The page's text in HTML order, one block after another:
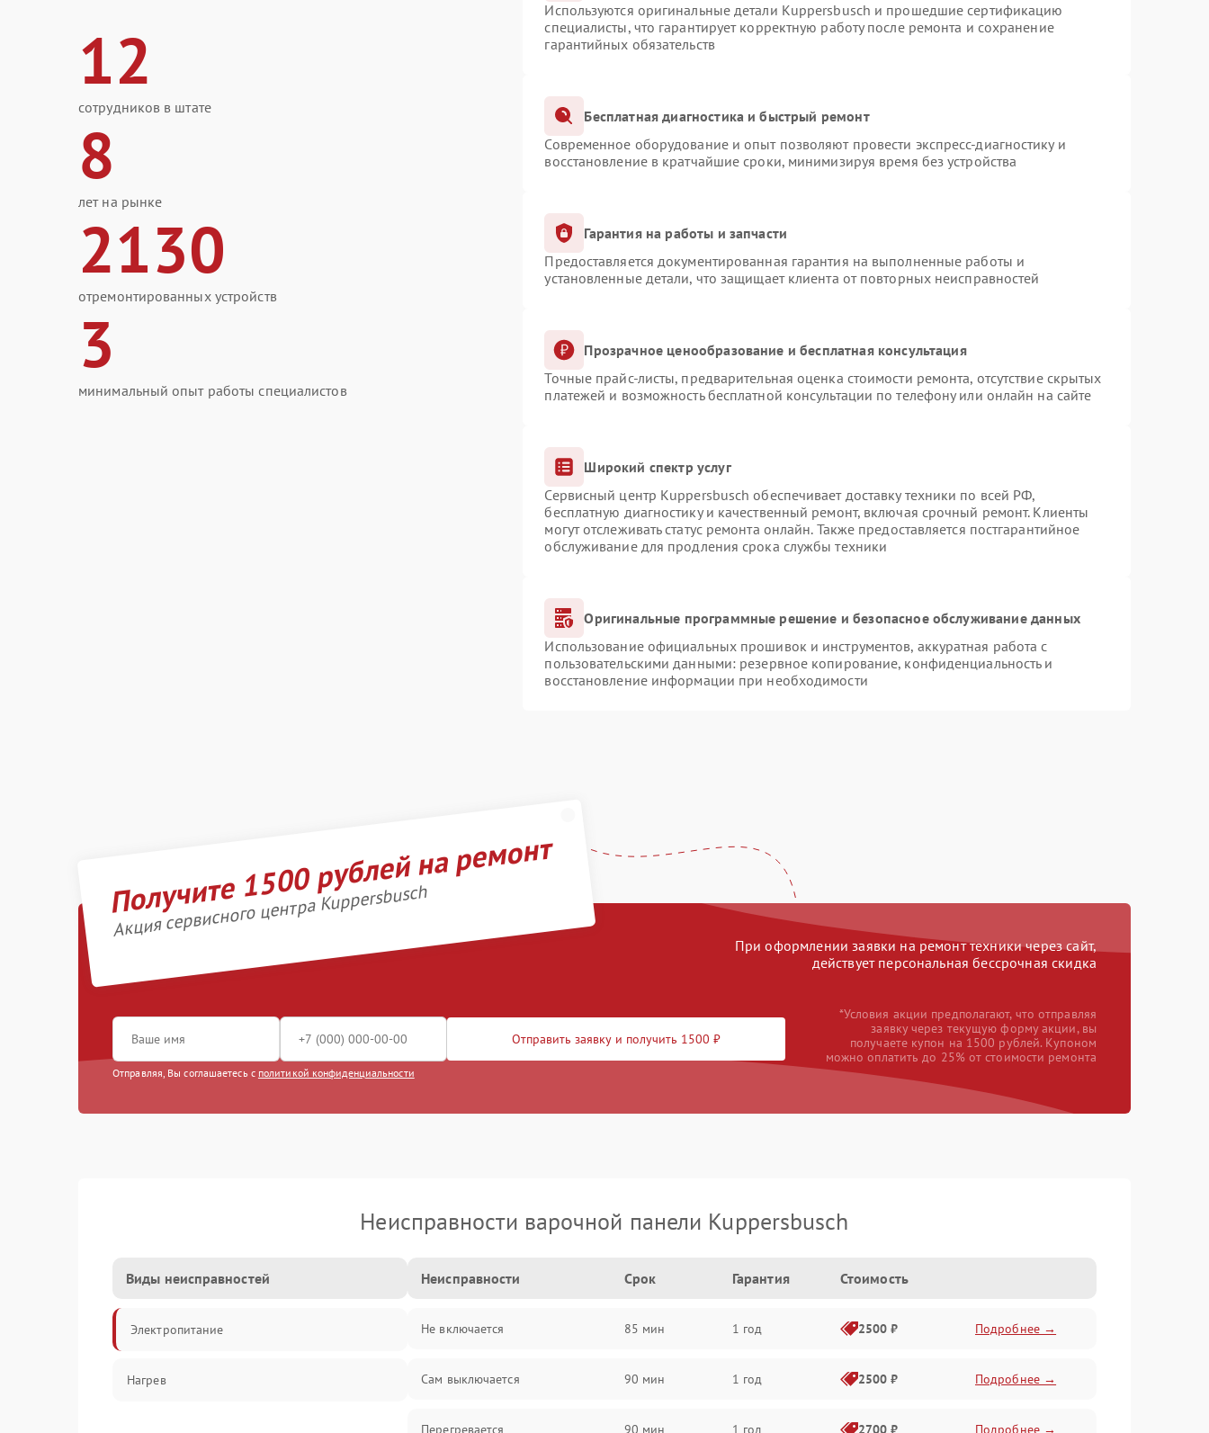
12
сотрудников в штате
8
лет на рынке
2130
отремонтированных устройств
3
минимальный опыт работы специалистов
Используются оригинальные детали Kuppersbusch и прошедшие сертификацию
специалисты, что гарантирует корректную работу после ремонта и сохранение
гарантийных обязательств
Бесплатная диагностика и быстрый ремонт
Современное оборудование и опыт позволяют провести экспресс-диагностику и
восстановление в кратчайшие сроки, минимизируя время без устройства
Гарантия на работы и запчасти
Предоставляется документированная гарантия на выполненные работы и
установленные детали, что защищает клиента от повторных неисправностей
Прозрачное ценообразование и бесплатная консультация
Точные прайс-листы, предварительная оценка стоимости ремонта, отсутствие скрытых
платежей и возможность бесплатной консультации по телефону или онлайн на сайте
Широкий спектр услуг
Сервисный центр Kuppersbusch обеспечивает доставку техники по всей РФ,
бесплатную диагностику и качественный ремонт, включая срочный ремонт. Клиенты
могут отслеживать статус ремонта онлайн. Также предоставляется постгарантийное
обслуживание для продления срока службы техники
Оригинальные программные решение и безопасное обслуживание данных
Использование официальных прошивок и инструментов, аккуратная работа с
пользовательскими данными: резервное копирование, конфиденциальность и
восстановление информации при необходимости
Получите 1500 рублей на ремонт
Акция сервисного центра Kuppersbusch
При оформлении заявки на ремонт техники через сайт,
действует персональная бессрочная скидка
Отправить заявку и получить 1500 ₽
Отправляя, Вы соглашаетесь с политикой конфиденциальности
*Условия акции предполагают, что отправляя
заявку через текущую форму акции, вы
получаете купон на 1500 рублей. Купоном
можно оплатить до 25% от стоимости ремонта
Неисправности варочной панели Kuppersbusch
Виды неисправностей
Электропитание
Нагрев
Неисправности Срок Гарантия Стоимость
Не включается 85 мин 1 год 2500 ₽ Подробнее →
Сам выключается 90 мин 1 год 2500 ₽ Подробнее →
Перегревается 90 мин 1 год 2700 ₽ Подробнее →